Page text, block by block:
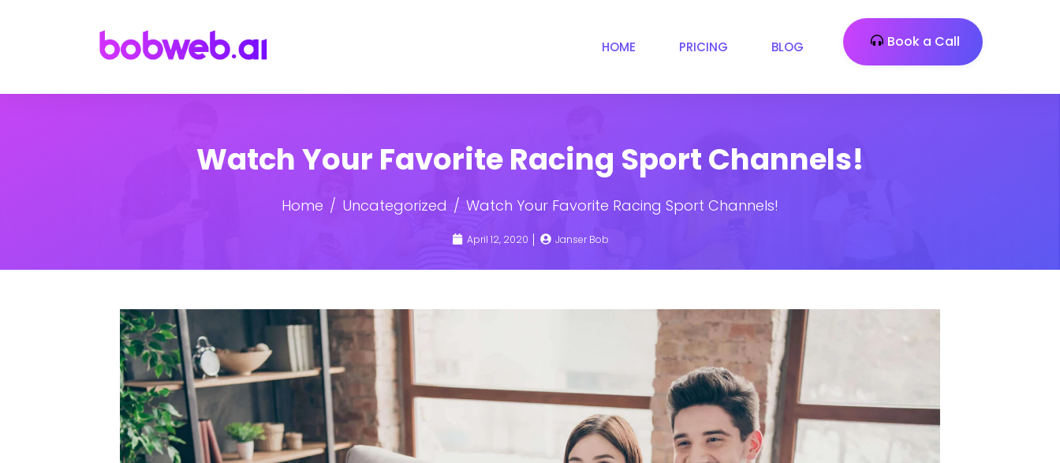
HOME PRICING BLOG Book a Call
Watch Your Favorite Racing Sport Channels!
Home Uncategorized Watch Your Favorite Racing Sport Channels!
April 12, 2020 Janser Bob